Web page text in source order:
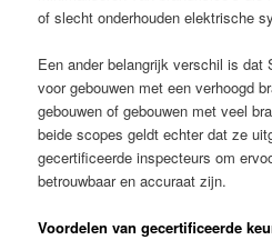
of slecht onderhouden elektrische
Een ander belangrijk verschil is dat
voor gebouwen met een verhoogd
gebouwen of gebouwen met veel
beide scopes geldt echter dat ze
gecertificeerde inspecteurs om
betrouwbaar en accuraat zijn.
Voordelen van gecertificeerde